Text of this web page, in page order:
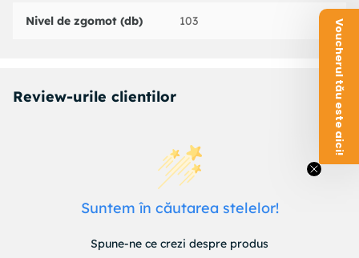
Nivel de zgomot (db) 103
Review-urile clientilor
Suntem în căutarea stelelor!
Spune-ne ce crezi despre produs
Voucherul tău este aici!